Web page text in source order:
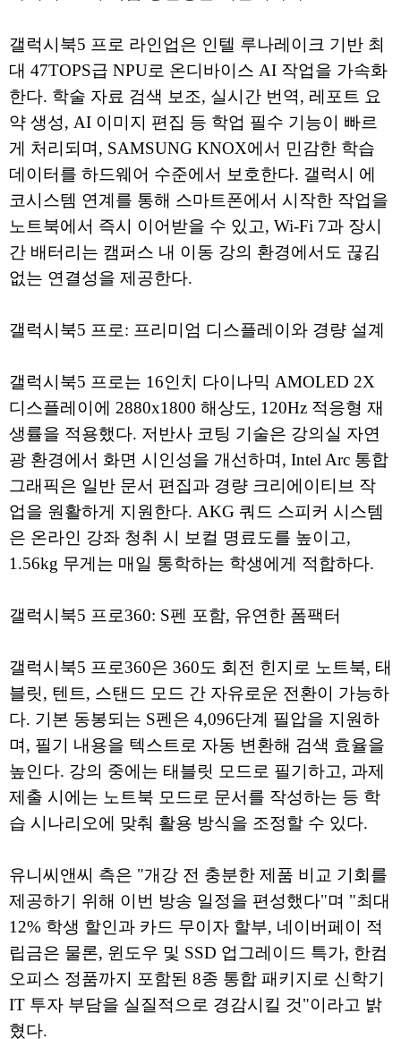
갤럭시북5 프로 라인업은 인텔 루나레이크 기반 최
대 47TOPS급 NPU로 온디바이스 AI 작업을 가속화
한다. 학술 자료 검색 보조, 실시간 번역, 레포트 요
약 생성, AI 이미지 편집 등 학업 필수 기능이 빠르
게 처리되며, SAMSUNG KNOX에서 민감한 학습
데이터를 하드웨어 수준에서 보호한다. 갤럭시 에
코시스템 연계를 통해 스마트폰에서 시작한 작업을
노트북에서 즉시 이어받을 수 있고, Wi-Fi 7과 장시
간 배터리는 캠퍼스 내 이동 강의 환경에서도 끊김
없는 연결성을 제공한다.
갤럭시북5 프로: 프리미엄 디스플레이와 경량 설계
갤럭시북5 프로는 16인치 다이나믹 AMOLED 2X
디스플레이에 2880x1800 해상도, 120Hz 적응형 재
생률을 적용했다. 저반사 코팅 기술은 강의실 자연
광 환경에서 화면 시인성을 개선하며, Intel Arc 통합
그래픽은 일반 문서 편집과 경량 크리에이티브 작
업을 원활하게 지원한다. AKG 쿼드 스피커 시스템
은 온라인 강좌 청취 시 보컬 명료도를 높이고,
1.56kg 무게는 매일 통학하는 학생에게 적합하다.
갤럭시북5 프로360: S펜 포함, 유연한 폼팩터
갤럭시북5 프로360은 360도 회전 힌지로 노트북, 태
블릿, 텐트, 스탠드 모드 간 자유로운 전환이 가능하
다. 기본 동봉되는 S펜은 4,096단계 필압을 지원하
며, 필기 내용을 텍스트로 자동 변환해 검색 효율을
높인다. 강의 중에는 태블릿 모드로 필기하고, 과제
제출 시에는 노트북 모드로 문서를 작성하는 등 학
습 시나리오에 맞춰 활용 방식을 조정할 수 있다.
유니씨앤씨 측은 "개강 전 충분한 제품 비교 기회를
제공하기 위해 이번 방송 일정을 편성했다"며 "최대
12% 학생 할인과 카드 무이자 할부, 네이버페이 적
립금은 물론, 윈도우 및 SSD 업그레이드 특가, 한컴
오피스 정품까지 포함된 8종 통합 패키지로 신학기
IT 투자 부담을 실질적으로 경감시킬 것"이라고 밝
혔다.